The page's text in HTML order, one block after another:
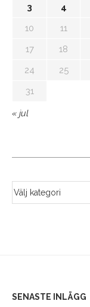
3
4
10
11
17
18
24
25
31
« jul
SENASTE INLÄGG